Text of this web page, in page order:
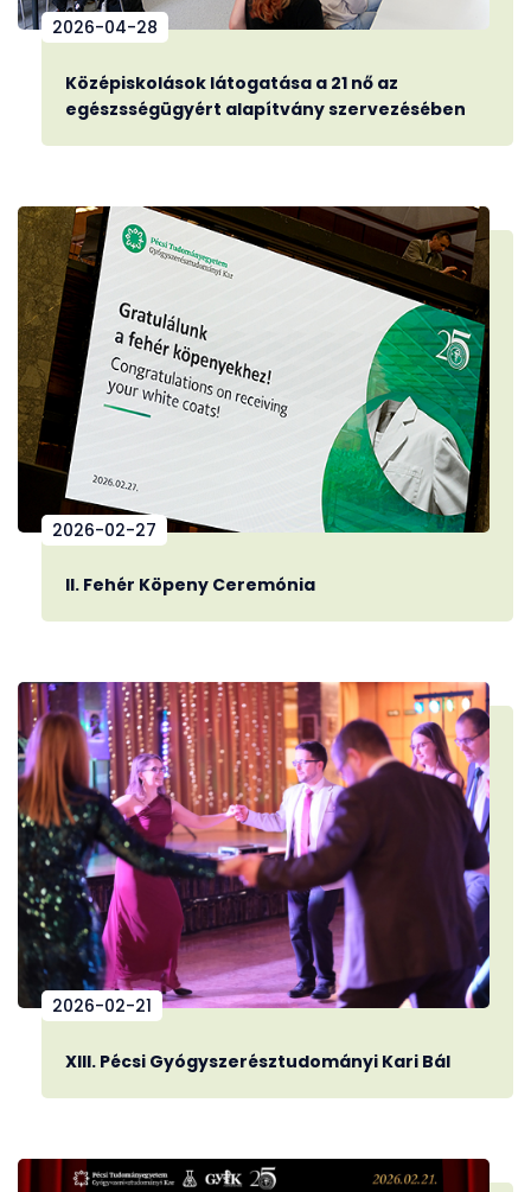
2026-04-28
Középiskolások látogatása a 21 nő az
egészsségügyért alapítvány szervezésében
2026-02-27
II. Fehér Köpeny Ceremónia
2026-02-21
XIII. Pécsi Gyógyszerésztudományi Kari Bál